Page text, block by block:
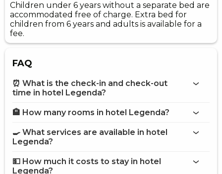
Children under 6 years without a separate bed are
accommodated free of charge. Extra bed for
children from 6 years and adults is available for a
fee.
FAQ
⏰ What is the check-in and check-out
time in hotel Legenda?
More information about Hotel Legenda
🏨 How many rooms in hotel Legenda?
🍳 What services are available in hotel
Legenda?
Bar
💵 How much it costs to stay in hotel
Legenda?